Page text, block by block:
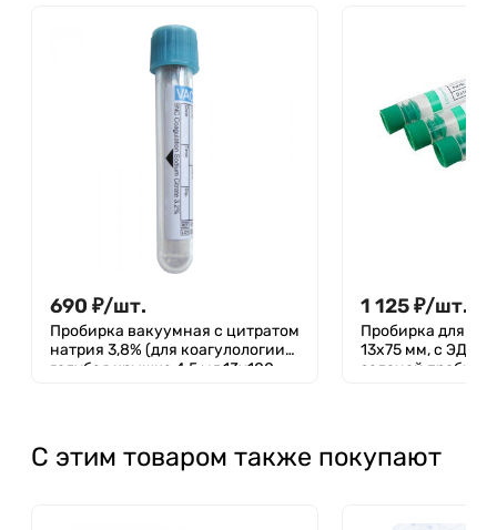
690 ₽/шт.
Пробирка вакуумная с цитратом
натрия 3,8% (для коагулологии),
голубая крышка 4,5 мл,13х100
1 125₽/шт.
Пробирка для
13х75 мм, с
зеленой
С этим товаром также покупают